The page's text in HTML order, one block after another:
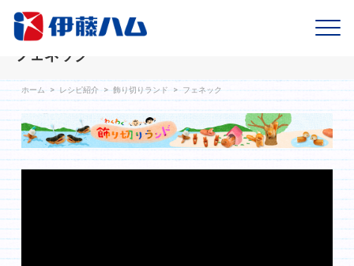
フェネック
ホーム > レシピ紹介 > 飾り切りランド > フェネック